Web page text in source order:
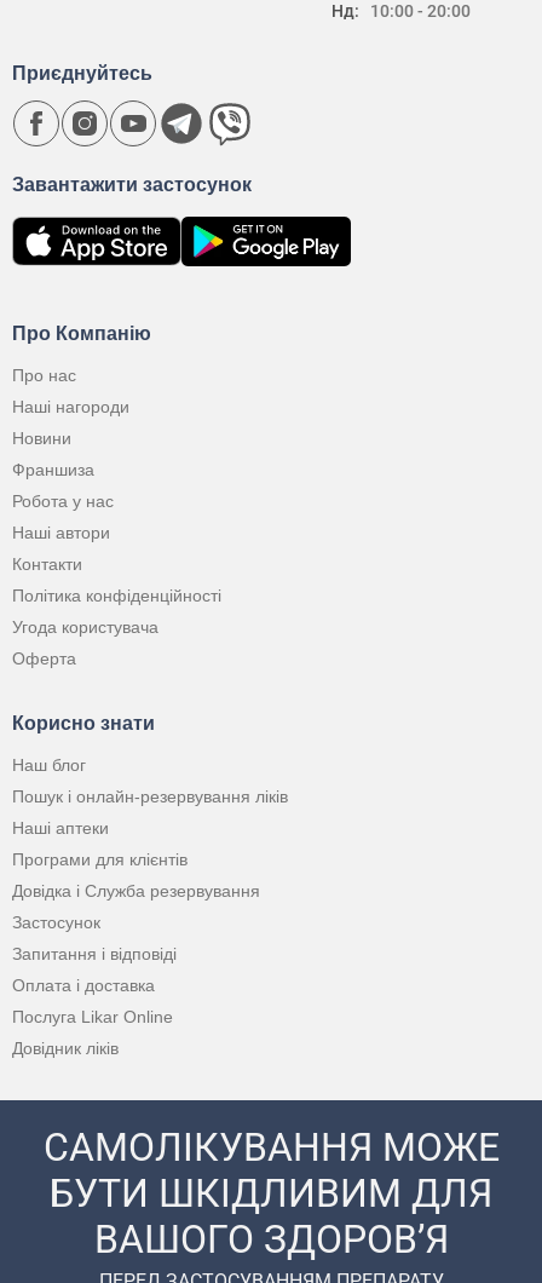
Нд:
10:00 - 20:00
Про Компанію
Про нас
Наші нагороди
Новини
Франшиза
Робота у нас
Наші автори
Контакти
Політика конфіденційності
Угода користувача
Оферта
Корисно знати
Наш блог
Пошук і онлайн-резервування ліків
Наші аптеки
Програми для клієнтів
Довідка і Служба резервування
Застосунок
Запитання і відповіді
Оплата і доставка
Послуга Likar Online
Довідник ліків
Завантажити застосунок
Приєднуйтесь
САМОЛІКУВАННЯ МОЖЕ
БУТИ ШКІДЛИВИМ ДЛЯ
ВАШОГО ЗДОРОВ’Я